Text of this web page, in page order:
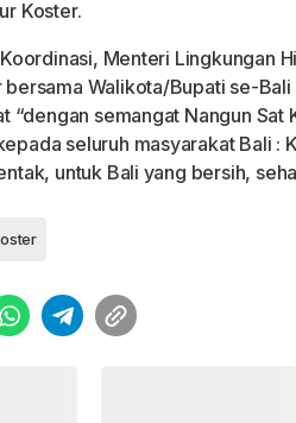
Koster.
Menteri Lingkungan
bersama Walikota/Bupati se-
“dengan semangat Nangun
seluruh masyarakat Bali :
untuk Bali yang bersih,